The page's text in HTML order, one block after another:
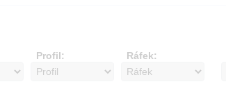
Profil: Ráfek: